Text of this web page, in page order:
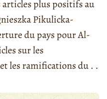
articles plus positifs au
Pikulicka-
du pays pour Al-
sur les
les ramifications du . .